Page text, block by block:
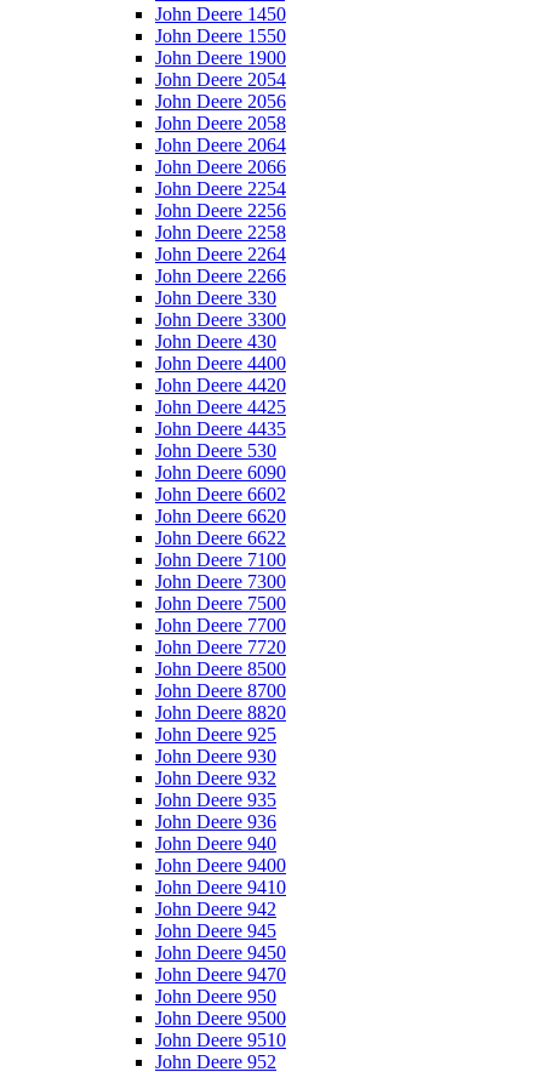
John Deere 1450
John Deere 1550
John Deere 1900
John Deere 2054
John Deere 2056
John Deere 2058
John Deere 2064
John Deere 2066
John Deere 2254
John Deere 2256
John Deere 2258
John Deere 2264
John Deere 2266
John Deere 330
John Deere 3300
John Deere 430
John Deere 4400
John Deere 4420
John Deere 4425
John Deere 4435
John Deere 530
John Deere 6090
John Deere 6602
John Deere 6620
John Deere 6622
John Deere 7100
John Deere 7300
John Deere 7500
John Deere 7700
John Deere 7720
John Deere 8500
John Deere 8700
John Deere 8820
John Deere 925
John Deere 930
John Deere 932
John Deere 935
John Deere 936
John Deere 940
John Deere 9400
John Deere 9410
John Deere 942
John Deere 945
John Deere 9450
John Deere 9470
John Deere 950
John Deere 9500
John Deere 9510
John Deere 952